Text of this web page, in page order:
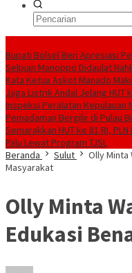
Bupati Bolsel Beri Apresiasi
Selpian Manoppo Didaulat
Kata Ketua Askot Manado
Jaga Listrik Andal Jelang HUT
Inspeksi Peralatan Kepulauan
Pemadaman Bergilir di Pulau
Semarakkan HUT ke 81 RI,
Palu Lewat Program TJSL
Beranda
Sulut
Olly Minta
Masyarakat
Olly Minta
Edukasi